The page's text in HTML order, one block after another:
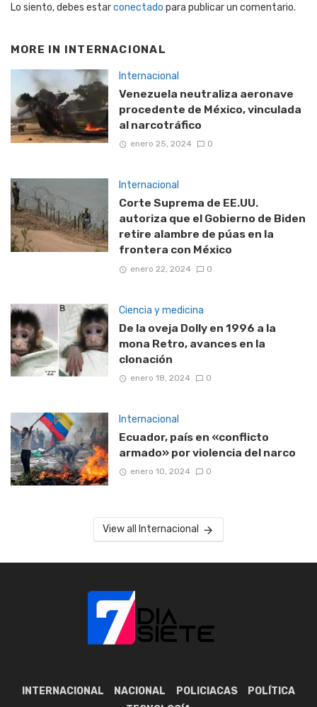
Lo siento, debes estarconectado para publicar un comentario.
MORE IN INTERNACIONAL
Internacional
Venezuela neutraliza aeronave
procedente de México, vinculada
al narcotráfico
enero 25, 2024 0
Internacional
Corte Suprema de EE.UU.
autoriza que el Gobierno de Biden
retire alambre de púas en la
frontera con México
enero 22, 2024 0
Ciencia y medicina
De la oveja Dolly en 1996 a la
mona Retro, avances en la
clonación
enero 18, 2024 0
Internacional
Ecuador, país en «conflicto
armado» por violencia del narco
enero 10, 2024 0
View all Internacional
INTERNACIONAL NACIONAL POLICIACAS
POLÍTICA